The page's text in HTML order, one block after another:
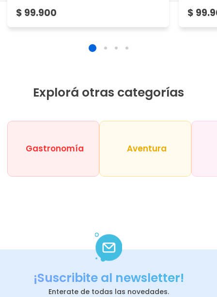
$ 99.900 $
Explorá otras categorías
Gastronomía Aventura
¡Suscribite al newsletter!
Enterate de todas las novedades.